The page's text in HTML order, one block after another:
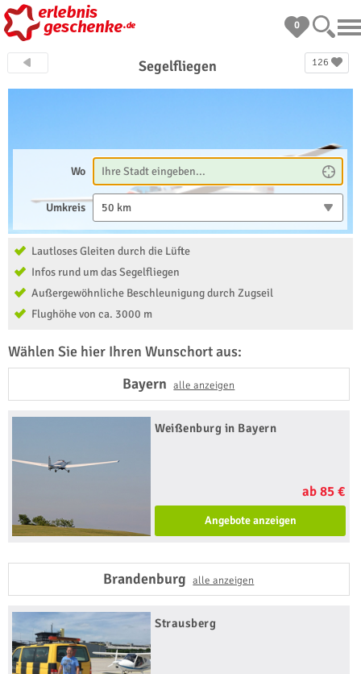
0
126
Segelfliegen
Wo
Umkreis 50 km
Lautloses Gleiten durch die Lüfte
Infos rund um das Segelfliegen
Außergewöhnliche Beschleunigung durch Zugseil
Flughöhe von ca. 3000 m
Wählen Sie hier Ihren Wunschort aus:
Bayernalle anzeigen
Weißenburg in Bayern
ab 85 €
Angebote anzeigen
Brandenburgalle anzeigen
Strausberg